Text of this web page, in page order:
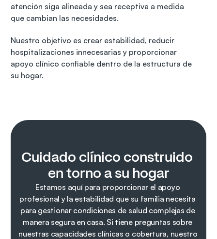
atención siga alineada y sea receptiva a medida
que cambian las necesidades.
Nuestro objetivo es crear estabilidad, reducir
hospitalizaciones innecesarias y proporcionar
apoyo clínico confiable dentro de la estructura de
su hogar.
Cuidado clínico construido
en torno a su hogar
Estamos aquí para proporcionar el apoyo
profesional y la estabilidad que su familia necesita
para gestionar condiciones de salud complejas de
manera segura en casa. Si tiene preguntas sobre
nuestras capacidades clínicas o cobertura, nuestro